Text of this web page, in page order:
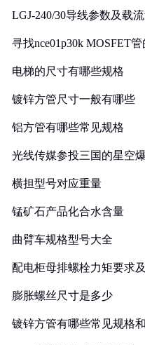
LGJ-240/30导线参数及载
寻找nce01p30k MOSFET
电梯的尺寸有哪些规格
镀锌方管尺寸一般有哪些
铝方管有哪些常见规格
光线传媒参投三国的星空
横担型号对应重量
锰矿石产品化合水含量
曲臂车规格型号大全
配电柜母排螺栓力矩要求
膨胀螺丝尺寸是多少
镀锌方管有哪些常见规格